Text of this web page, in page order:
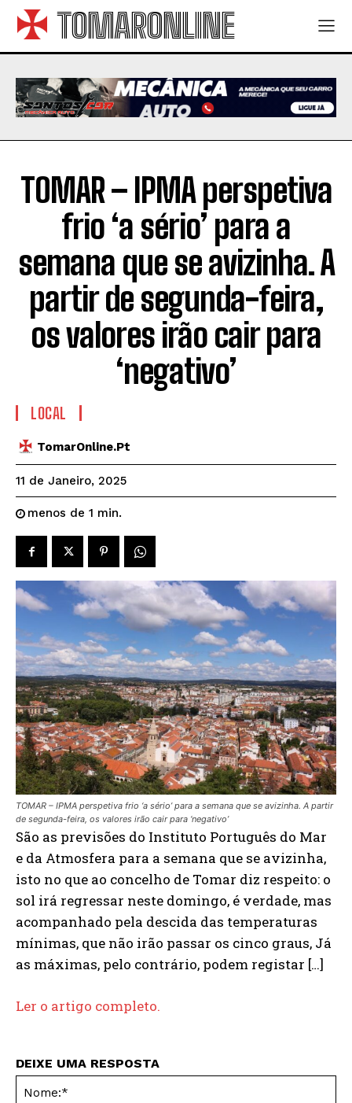
TOMARONLINE
TOMAR – IPMA perspetiva
frio ‘a sério’ para a
semana que se avizinha. A
partir de segunda-feira,
os valores irão cair para
‘negativo’
LOCAL
TomarOnline.pt
11 de Janeiro, 2025
menos de 1 min.
TOMAR – IPMA perspetiva frio ‘a sério’ para a semana que se avizinha. A partir
de segunda-feira, os valores irão cair para ‘negativo’
São as previsões do Instituto Português do Mar
e da Atmosfera para a semana que se avizinha,
isto no que ao concelho de Tomar diz respeito: o
sol irá regressar neste domingo, é verdade, mas
acompanhado pela descida das temperaturas
mínimas, que não irão passar os cinco graus, Já
as máximas, pelo contrário, podem registar […]
Ler o artigo completo.
DEIXE UMA RESPOSTA